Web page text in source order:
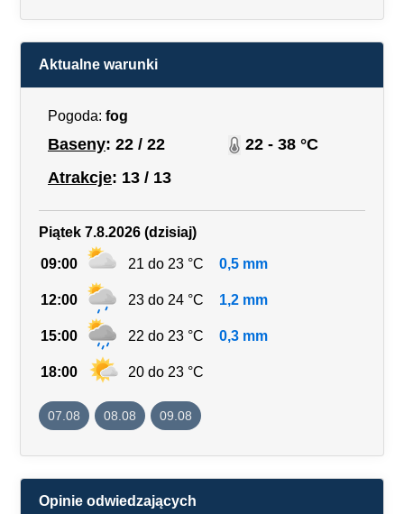
Aktualne warunki
Pogoda: fog
Baseny: 22 / 22
22 - 38 °C
Atrakcje: 13 / 13
Piątek 7.8.2026 (dzisiaj)
09:00 21 do 23 °C 0,5 mm
12:00 23 do 24 °C 1,2 mm
15:00 22 do 23 °C 0,3 mm
18:00 20 do 23 °C
07.08 08.08 09.08
Opinie odwiedzających